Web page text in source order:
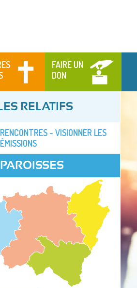
FAIRE UN
DON
RELATIFS
RENCONTRES - VISIONNER LES
ÉMISSIONS